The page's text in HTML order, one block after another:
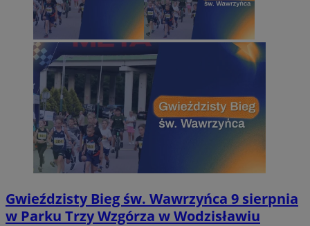
Gwieździsty Bieg św. Wawrzyńca 9 sierpnia
w Parku Trzy Wzgórza w Wodzisławiu